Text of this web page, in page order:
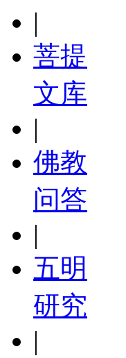
|
菩提
文库
|
佛教
问答
|
五明
研究
|